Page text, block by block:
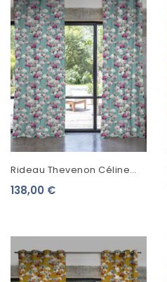
Rideau Thevenon Céline
Fond Bleu Zinc 2250602
138,00 €